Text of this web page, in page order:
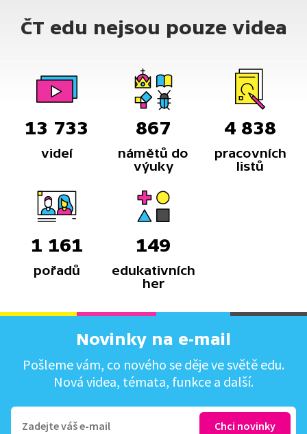
ČT edu nejsou pouze videa
13 733
videí
867
námětů do
výuky
4 838
pracovních
listů
1 161
pořadů
149
edukativních
her
Novinky na e-mail
Pošleme vám, co nového se děje ve světě edu.
Nová videa, témata, funkce a další.